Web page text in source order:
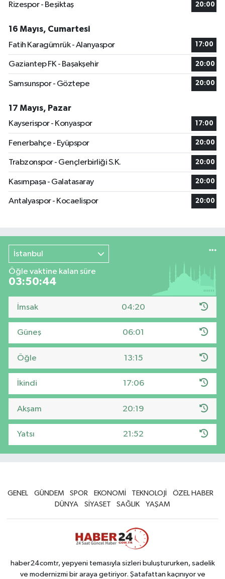
Rizespor - Beşiktaş
20:00
16 Mayıs, Cumartesi
Fatih Karagümrük - Alanyaspor
17:00
Gaziantep FK - Başakşehir 20:00
Samsunspor - Göztepe 20:00
17 Mayıs, Pazar
Kayserispor - Konyaspor
17:00
Fenerbahçe - Eyüpspor 20:00
Trabzonspor - Gençlerbirliği S.K. 20:00
Kasımpaşa - Galatasaray 20:00
Antalyaspor - Kocaelispor 20:00
İstanbul
Öğle vaktine kalan süre
03:50:44
İmsak 04:20
Güneş 06:01
Öğle 13:15
İkindi 17:06
Akşam 20:19
Yatsı 21:52
GENEL GÜNDEM SPOR EKONOMİ TEKNOLOJİ
ÖZEL HABER
DÜNYA
SİYASET SAĞLIK YAŞAM
haber24comtr, yepyeni temasıyla sizleri buluştururken, sadelik
ve modernizmi bir araya getiriyor. Şatafattan kaçınıyor ve